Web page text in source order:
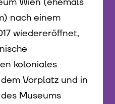
nach einem
wiedereröffnet,
koloniales
Vorplatz und in
Museums